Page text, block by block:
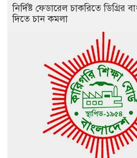
নির্দিষ্ট ফেডারেল চাকরিতে ডিগ্রির
দিতে চান কমলা